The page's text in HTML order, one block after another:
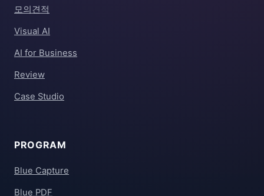
모의견적
Visual AI
AI for Business
Review
Case Studio
PROGRAM
Blue Capture
Blue PDF